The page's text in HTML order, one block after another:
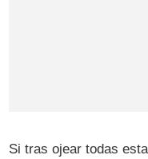
Si tras ojear todas